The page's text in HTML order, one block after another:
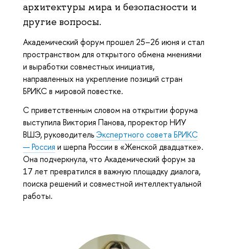
архитектуры мира и безопасности и
другие вопросы.
Академический форум прошел 25–26 июня и стал
пространством для открытого обмена мнениями
и выработки совместных инициатив,
направленных на укрепление позиций стран
БРИКС в мировой повестке.
С приветственным словом на открытии форума
выступила Виктория Панова, проректор НИУ
ВШЭ, руководительЭкспертного совета БРИКС
— Россия и шерпа России в «Женской двадцатке».
Она подчеркнула, что Академический форум за
17 лет превратился в важную площадку диалога,
поиска решений и совместной интеллектуальной
работы.